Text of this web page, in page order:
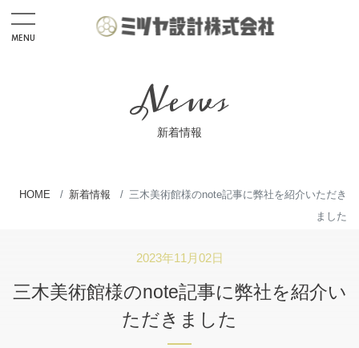
MENU
インターンシップ応募フォーム
CIM・UAVドローン事業
測量設計・建設コンサルタント
開発許可申請
News
新着情報
HOME 新着情報
三木美術館様のnote記事に弊社を紹介いただき
ました
2023年11月02日
三木美術館様のnote記事に弊社を紹介い
ただきました